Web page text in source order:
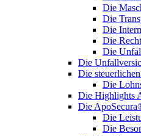
Die
Die
Die
Die
Die
Die
Die
Die
Die Highlights
Die
Die
Die